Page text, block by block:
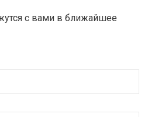
с вами в ближайшее